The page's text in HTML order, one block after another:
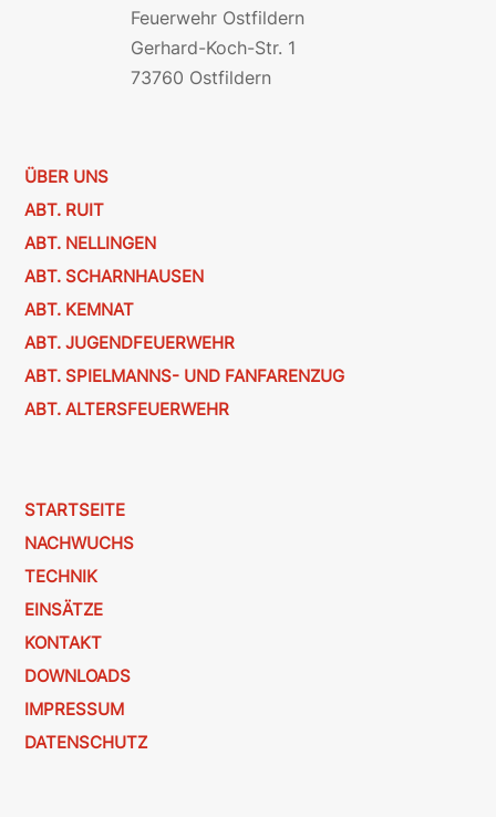
Feuerwehr Ostfildern
Gerhard-Koch-Str. 1
73760 Ostfildern
ÜBER UNS
ABT. RUIT
ABT. NELLINGEN
ABT. SCHARNHAUSEN
ABT. KEMNAT
ABT. JUGENDFEUERWEHR
ABT. SPIELMANNS- UND FANFARENZUG
ABT. ALTERSFEUERWEHR
STARTSEITE
NACHWUCHS
TECHNIK
EINSÄTZE
KONTAKT
DOWNLOADS
IMPRESSUM
DATENSCHUTZ